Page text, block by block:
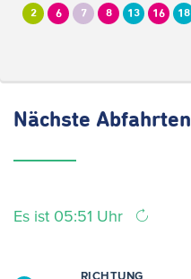
2 6 7 8 13 16 18
Nächste Abfahrten
Es ist 05:51 Uhr
RICHTUNG